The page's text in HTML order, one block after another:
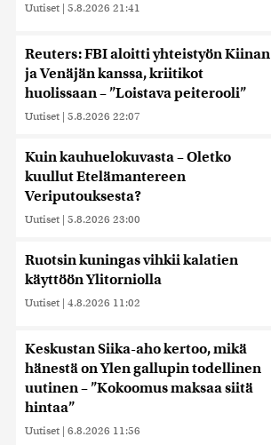
Uutiset | 5.8.2026 21:41
Reuters: FBI aloitti yhteistyön Kiinan
ja Venäjän kanssa, kriitikot
huolissaan – ”Loistava peiterooli”
Uutiset | 5.8.2026 22:07
Kuin kauhuelokuvasta – Oletko
kuullut Etelämantereen
Veriputouksesta?
Uutiset | 5.8.2026 23:00
Ruotsin kuningas vihkii kalatien
käyttöön Ylitorniolla
Uutiset | 4.8.2026 11:02
Keskustan Siika-aho kertoo, mikä
hänestä on Ylen gallupin todellinen
uutinen – ”Kokoomus maksaa siitä
hintaa”
Uutiset | 6.8.2026 11:56